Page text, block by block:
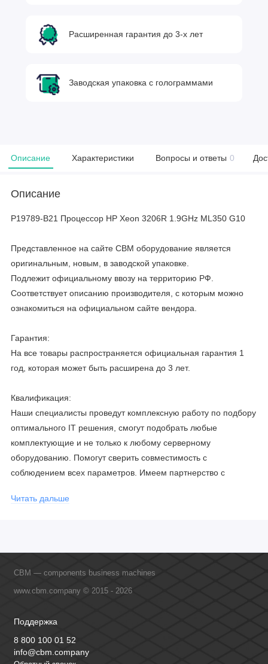
Расширенная гарантия до 3-х лет
Заводская упаковка с голограммами
Описание Характеристики Вопросы и ответы 0
Описание
P19789-B21 Процессор HP Xeon 3206R 1.9GHz ML350 G10
Представленное на сайте CBM оборудование является
оригинальным, новым, в заводской упаковке.
Подлежит официальному ввозу на территорию РФ.
Соответствует описанию производителя, с которым можно
ознакомиться на официальном сайте вендора.
Гарантия:
На все товары распространяется официальная гарантия 1
год, которая может быть расширена до 3 лет.
Квалификация:
Наши специалисты проведут комплексную работу по подбору
оптимального IT решения, смогут подобрать любые
комплектующие и не только к любому серверному
оборудованию. Помогут сверить совместимость с
соблюдением всех параметров. Имеем партнерство с
обучение сотрудников, что позволяет исключить ошибки даже
Читать дальше
CBM — components business machines
www.cbm.company © 2015 - 2026
Поддержка
8 800 100 01 52
info@cbm.company